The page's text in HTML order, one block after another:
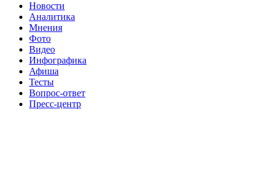
Новости
Аналитика
Мнения
Фото
Видео
Инфографика
Афиша
Тесты
Вопрос-ответ
Пресс-центр